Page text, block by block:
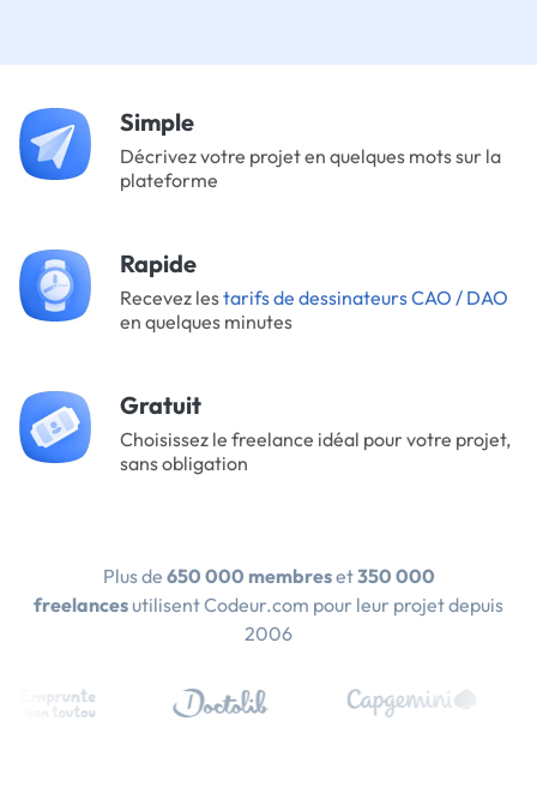
Simple
Décrivez votre projet en quelques mots sur la
plateforme
Rapide
Recevez lestarifs de dessinateurs CAO / DAO
en quelques minutes
Gratuit
Choisissez le freelance idéal pour votre projet,
sans obligation
Plus de 650 000 membreset350 000
freelances utilisent Codeur.com pour leur projet depuis
2006